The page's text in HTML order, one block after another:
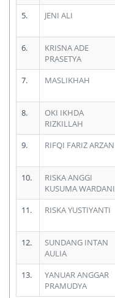
5.
JENI ALI
6.
KRISNA ADE
PRASETYA
7.
MASLIKHAH
8.
OKI IKHDA
RIZKILLAH
9.
RIFQI FARIZ ARZAN
10.
RISKA ANGGI
KUSUMA WARDANI
11.
RISKA YUSTIYANTI
12.
SUNDANG INTAN
AULIA
13.
YANUAR ANGGAR
PRAMUDYA